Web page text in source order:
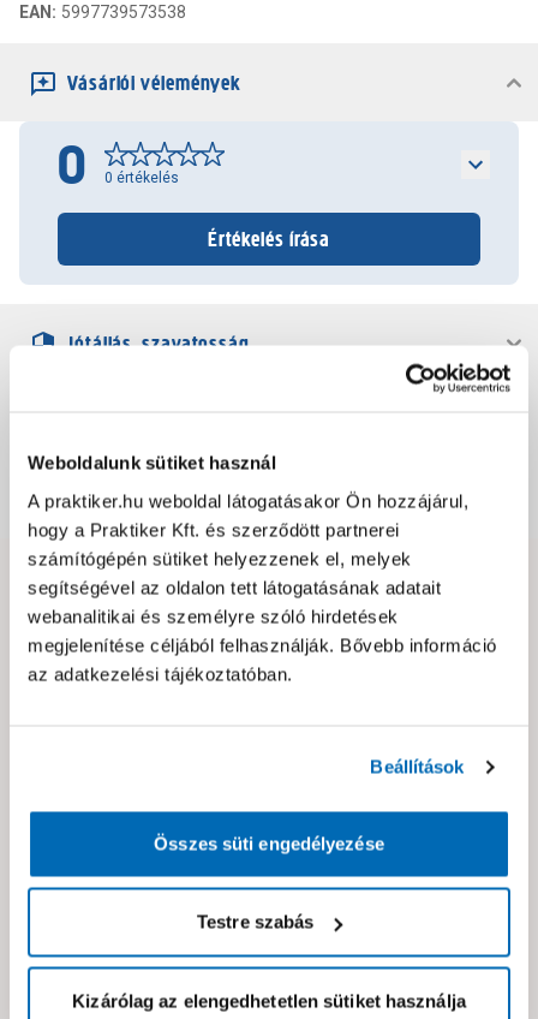
Weboldalunk sütiket használ
A praktiker.hu weboldal látogatásakor Ön hozzájárul,
hogy a Praktiker Kft. és szerződött partnerei
számítógépén sütiket helyezzenek el, melyek
segítségével az oldalon tett látogatásának adatait
webanalitikai és személyre szóló hirdetések
megjelenítése céljából felhasználják. Bővebb információ
az adatkezelési tájékoztatóban.
Beállítások
Összes süti engedélyezése
Testre szabás
Kizárólag az elengedhetetlen sütiket használja
EAN : 5997739573538
Vásárlói vélemények
0 0 értékelés
Értékelés írása
Jótállás, szavatosság
Dokumentumok, felelős személy
Hibát találtál az oldalon vagy a termék leírásában?
Kérjük jelezd nekünk!